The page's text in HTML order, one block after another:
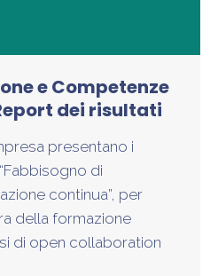
e Competenze
dei risultati
presentano i
di
continua”, per
della formazione
di open collaboration